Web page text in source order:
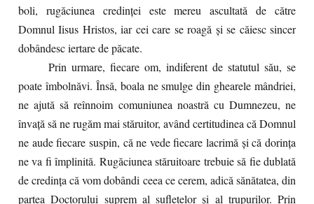
boli, rugăciunea credinţei este mereu ascultată de către
Domnul Iisus Hristos, iar cei care se roagă şi se căiesc sincer
dobândesc iertare de păcate.
Prin urmare, fiecare om, indiferent de statutul său, se
poate îmbolnăvi. Însă, boala ne smulge din ghearele mândriei,
ne ajută să reînnoim comuniunea noastră cu Dumnezeu, ne
învaţă să ne rugăm mai stăruitor, având certitudinea că Domnul
ne aude fiecare suspin, că ne vede fiecare lacrimă şi că dorinţa
ne va fi împlinită. Rugăciunea stăruitoare trebuie să fie dublată
de credinţa că vom dobândi ceea ce cerem, adică sănătatea, din
partea Doctorului suprem al sufletelor şi al trupurilor. Prin